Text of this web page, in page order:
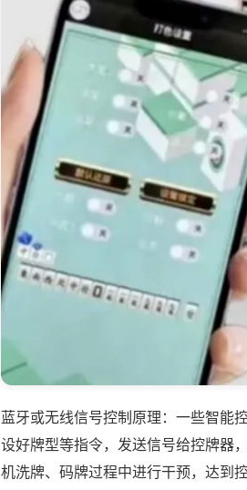
蓝牙或无线信号控制原理：一些智能
设好牌型等指令，发送信号给控牌器
机洗牌、码牌过程中进行干预，达到控